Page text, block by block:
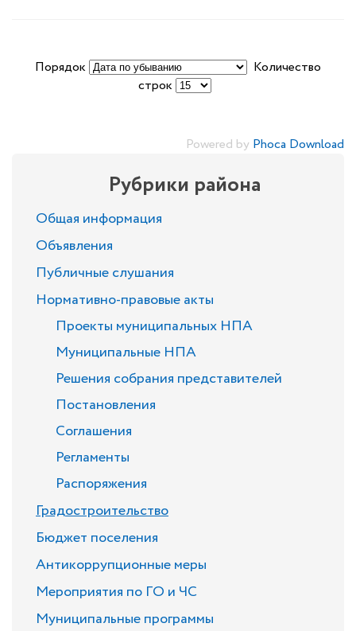
Порядок
Количество
строк
Powered by Phoca Download
Рубрики района
Общая информация
Объявления
Публичные слушания
Нормативно-правовые акты
Проекты муниципальных НПА
Муниципальные НПА
Решения собрания представителей
Постановления
Соглашения
Регламенты
Распоряжения
Градостроительство
Бюджет поселения
Антикоррупционные меры
Мероприятия по ГО и ЧС
Муниципальные программы